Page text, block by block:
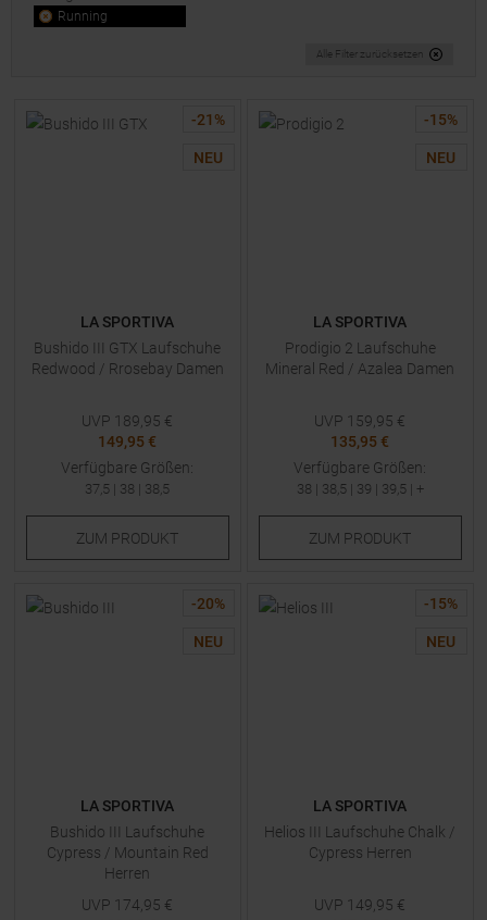
Running
Alle Filter zurücksetzen
-21 %
NEU
LA SPORTIVA
Bushido III GTX Laufschuhe
Redwood / Rrosebay Damen
UVP 189,95 €
149,95 €
Verfügbare Größen:
37,5 | 38 | 38,5
ZUM PRODUKT
-15%
NEU
LA SPORTIVA
Prodigio 2 Laufschuhe
Mineral Red / Azalea Damen
UVP 159,95 €
135,95 €
Verfügbare Größen:
38 | 38,5 | 39 | 39,5 | +
ZUM PRODUKT
-20%
NEU
LA SPORTIVA
Bushido III Laufschuhe
Cypress / Mountain Red
Herren
UVP 174,95 €
-15%
NEU
LA SPORTIVA
Helios III Laufschuhe Chalk /
Cypress Herren
UVP 149,95 €